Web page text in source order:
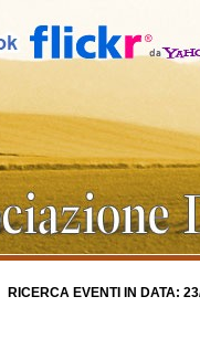
RICERCA EVENTI IN DATA: